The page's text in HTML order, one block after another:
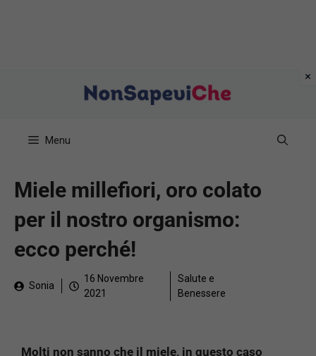
Menu
Miele millefiori, oro colato
per il nostro organismo:
ecco perché!
Sonia
16 Novembre
2021
Salute e
Benessere
Molti non sanno che il miele, in questo caso